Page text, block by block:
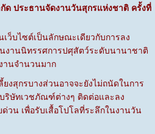
ดประธานจัดงานวันสุกรแห่งชาติ ครั้งที่
ซต์เป็นลักษณะเดียวกับการลง
นงานนิทรรศการปศุสัตว์ระดับนานาชาติ
านจำนวนมาก
รบางส่วนอาจจะยังไม่ถนัดในการ
ริษัทเวชภัณฑ์ต่างๆ ติดต่อและลง
วน เพื่อรับเสื้อโปโลที่ระลึกในงานวัน